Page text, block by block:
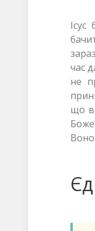
час
не
що
Воно